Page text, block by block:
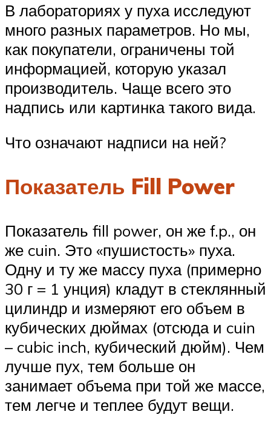
В лабораториях у пуха исследуют
много разных параметров. Но мы,
как покупатели, ограничены той
информацией, которую указал
производитель. Чаще всего это
надпись или картинка такого вида.
Что означают надписи на ней?
Показатель Fill Power
Показатель fill power, он же f.p., он
же cuin. Это «пушистость» пуха.
Одну и ту же массу пуха (примерно
30 г = 1 унция) кладут в стеклянный
цилиндр и измеряют его объем в
кубических дюймах (отсюда и cuin
– cubic inch, кубический дюйм). Чем
лучше пух, тем больше он
занимает объема при той же массе,
тем легче и теплее будут вещи.